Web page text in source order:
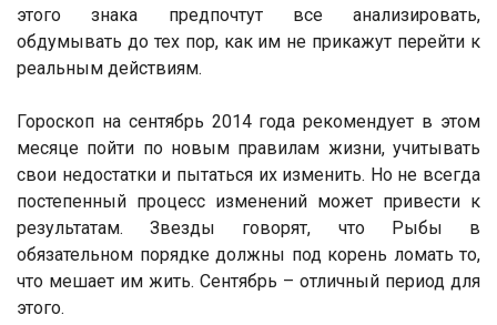
этого знака предпочтут все анализировать,
обдумывать до тех пор, как им не прикажут перейти к
реальным действиям.
Гороскоп на сентябрь 2014 года рекомендует в этом
месяце пойти по новым правилам жизни, учитывать
свои недостатки и пытаться их изменить. Но не всегда
постепенный процесс изменений может привести к
результатам. Звезды говорят, что Рыбы в
обязательном порядке должны под корень ломать то,
что мешает им жить. Сентябрь – отличный период для
этого.